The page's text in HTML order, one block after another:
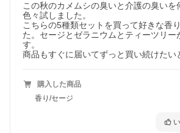
この秋のカメムシの臭いと介護の臭いを
色々試しました。
こちらの5種類セットを買って好きな香
た。セージとゼラニウムとティーツリー
す。
商品もすぐに届いてずっと買い続けたい
購入した商品
香り/セージ